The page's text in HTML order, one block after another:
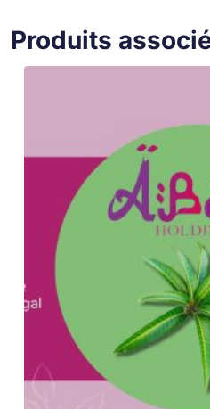
Produits